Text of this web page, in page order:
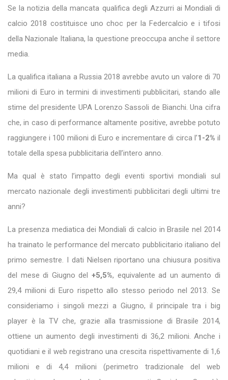
Se la notizia della mancata qualifica degli Azzurri ai Mondiali di
calcio 2018 costituisce uno choc per la Federcalcio e i tifosi
della Nazionale Italiana, la questione preoccupa anche il settore
media.
La qualifica italiana a Russia 2018 avrebbe avuto un valore di 70
milioni di Euro in termini di investimenti pubblicitari, stando alle
stime del presidente UPA Lorenzo Sassoli de Bianchi. Una cifra
che, in caso di performance altamente positive, avrebbe potuto
raggiungere i 100 milioni di Euro e incrementare di circa l’1-2% il
totale della spesa pubblicitaria dell’intero anno.
Ma qual è stato l’impatto degli eventi sportivi mondiali sul
mercato nazionale degli investimenti pubblicitari degli ultimi tre
anni?
La presenza mediatica dei Mondiali di calcio in Brasile nel 2014
ha trainato le performance del mercato pubblicitario italiano del
primo semestre. I dati Nielsen riportano una chiusura positiva
del mese di Giugno del +5,5%, equivalente ad un aumento di
29,4 milioni di Euro rispetto allo stesso periodo nel 2013. Se
consideriamo i singoli mezzi a Giugno, il principale tra i big
player è la TV che, grazie alla trasmissione di Brasile 2014,
ottiene un aumento degli investimenti di 36,2 milioni. Anche i
quotidiani e il web registrano una crescita rispettivamente di 1,6
milioni e di 4,4 milioni (perimetro tradizionale del web